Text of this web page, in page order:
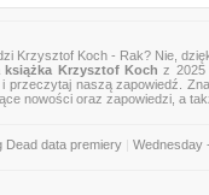
Krzysztof Koch - Rak? Nie,
książka Krzysztof Koch z 2025
przeczytaj naszą zapowiedź.
nowości oraz zapowiedzi, a
Dead data premiery Wednesday